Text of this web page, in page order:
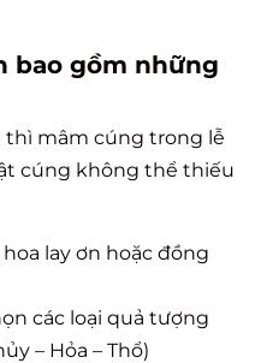
bao gồm những
thì mâm cúng trong lễ
cúng không thể thiếu
lay ơn hoặc đồng
các loại quả tượng
– Hỏa – Thổ)